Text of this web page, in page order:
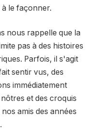
le façonner.
nous rappelle que la
pas à des histoires
Parfois, il s'agit
sentir vus, des
immédiatement
et des croquis
amis des années